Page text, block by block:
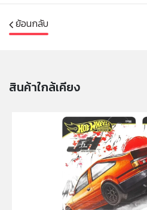
และขว้างปา
ย้อนกลับ
สินค้าใกล้เคียง